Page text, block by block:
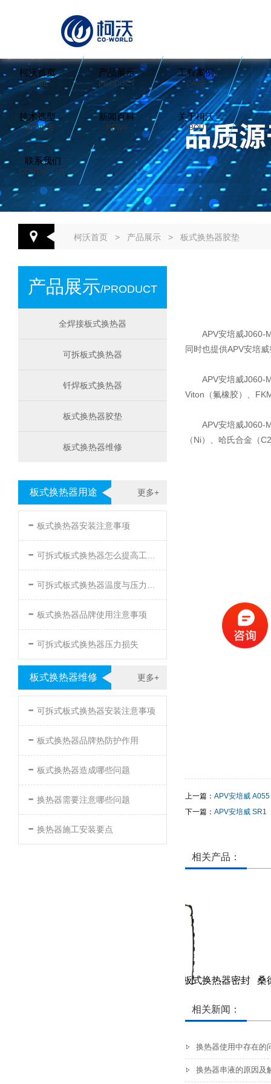
柯沃首页
HOME
产品展示
PRODUCT
工程案例
CASE
技术选型
SERVICE
新闻百科
NEWS
关于柯沃
ABOUT
联系我们
CONTACT US
柯沃首页 > 产品展示 > 板式换热器胶垫
产品展示/PRODUCT
全焊接板式换热器
可拆板式换热器
钎焊板式换热器
板式换热器胶垫
板式换热器维修
更多+
板式换热器用途
- 板式换热器安装注意事项
- 可拆式板式换热器怎么提高工作效率
- 可拆式板式换热器温度与压力的要求
- 板式换热器品牌使用注意事项
- 可拆式板式换热器压力损失
更多+
板式换热器维修
- 可拆式板式换热器安装注意事项
- 板式换热器品牌热防护作用
- 板式换热器造成哪些问题
- 换热器需要注意哪些问题
- 换热器施工安装要点
APV安培威J060-
同时也提供APV安培
APV安培威J060-
Viton（氟橡胶）、
APV安培威J060-
（Ni）、哈氏合金（
上一篇： APV安培威 A055
下一篇： APV安培威 SR1
相关产品：
桑德斯-SF123型板式换热器密封 桑
相关新闻：
换热器使用中存在的
换热器串液的原因及